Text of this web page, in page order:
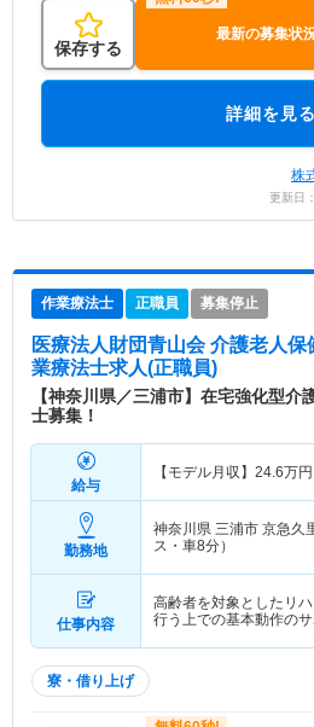
保存する
最新の募集状
詳細を見る
株
更新日
作業療法士 正職員 募集停止
医療法人財団青山会 介護老人
業療法士求人(正職員)
【神奈川県／三浦市】在宅強化型介
士募集！
給与
【モデル月収】 24.6万円
勤務地
神奈川県 三浦市 京急久
ス・車8分）
仕事内容
高齢者を対象としたリ
行う上での基本動作の
寮・借り上げ